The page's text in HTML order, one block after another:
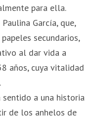
para ella.
García, que,
secundarios,
al dar vida a
años, cuya vitalidad
sentido a una historia
de los anhelos de